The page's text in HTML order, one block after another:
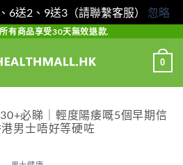
6送2、9送3（請聯繫客服） 忽略
有商品享受30天無效退款.
0
必睇｜輕度陽痿嘅5個早期信
男士唔好等硬咗